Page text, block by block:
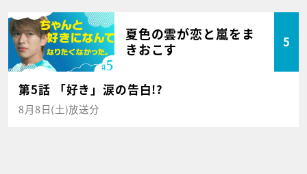
夏色の雲が恋と嵐をま
きおこす
5
第5話 「好き」涙の告白!?
8月8日(土)放送分